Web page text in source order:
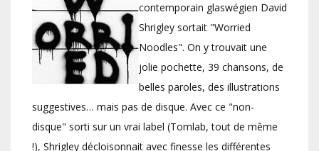
contemporain glaswégien David
Shrigley sortait "Worried
Noodles". On y trouvait une
jolie pochette, 39 chansons, de
belles paroles, des illustrations
suggestives… mais pas de disque. Avec ce "non-
disque" sorti sur un vrai label (Tomlab, tout de même
!), Shrigley décloisonnait avec finesse les différentes